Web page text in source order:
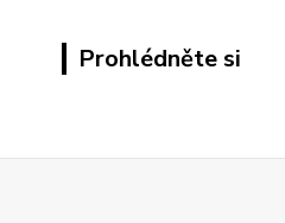
Prohlédněte si